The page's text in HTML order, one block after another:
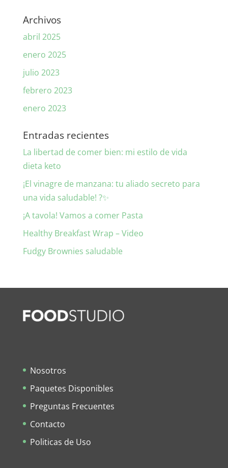
Archivos
abril 2025
enero 2025
julio 2023
febrero 2023
enero 2023
Entradas recientes
La libertad de comer bien: mi estilo de vida
dieta keto
¡El vinagre de manzana: tu aliado secreto para
una vida saludable! ?✨
¡A tavola! Vamos a comer Pasta
Healthy Breakfast Wrap – Video
Fudgy Brownies saludable
Nosotros
Paquetes Disponibles
Preguntas Frecuentes
Contacto
Politicas de Uso